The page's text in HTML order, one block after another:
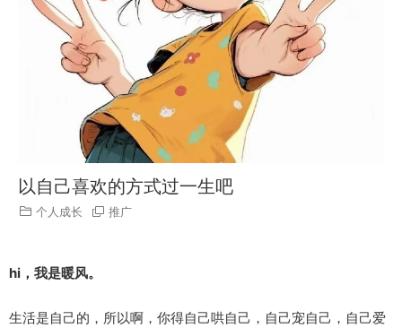
以自己喜欢的方式过一生吧
个人成长 推广
hi，我是暖风。
生活是自己的，所以啊，你得自己哄自己，自己宠自己，自己爱